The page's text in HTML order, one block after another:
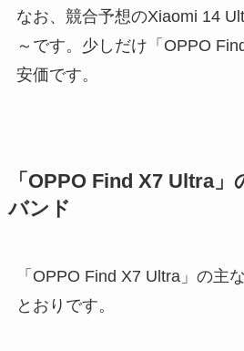
なお、競合予想のXiaomi 14
～です。少しだけ「OPPO
安価です。
「OPPO Find X7 Ultra
バンド
「OPPO Find X7 Ultra」の主
とおりです。